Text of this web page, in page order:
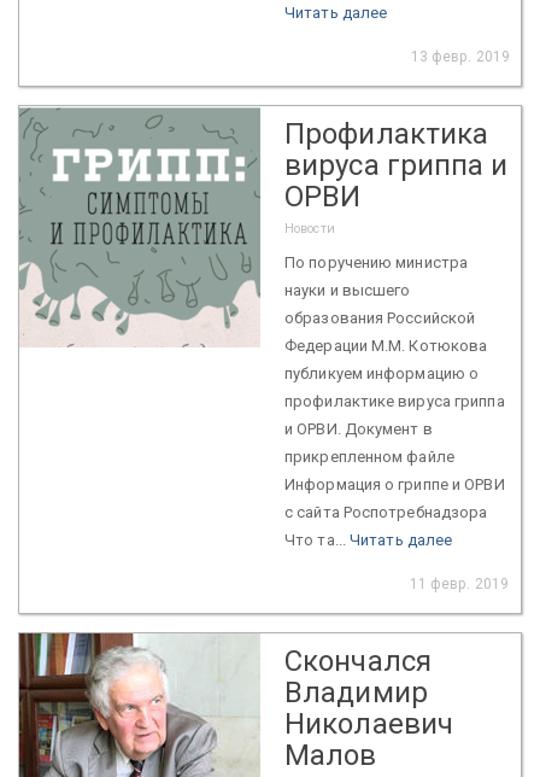
Читать далее
13 февр. 2019
Профилактика
вируса гриппа и
ОРВИ
Новости
По поручению министра
науки и высшего
образования Российской
Федерации М.М. Котюкова
публикуем информацию о
профилактике вируса гриппа
и ОРВИ. Документ в
прикрепленном файле
Информация о гриппе и ОРВИ
с сайта Роспотребнадзора
Что та... Читать далее
11 февр. 2019
Скончался
Владимир
Николаевич
Малов